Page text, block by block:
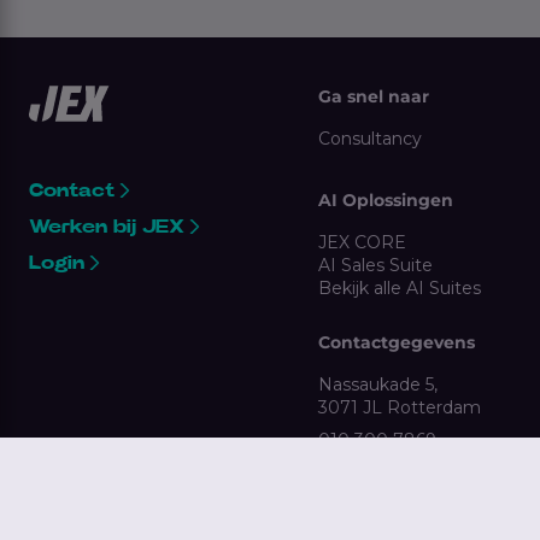
Contact
Werken bij JEX
Login
Ga snel naar
Consultancy
AI Oplossingen
JEX CORE
AI Sales Suite
Bekijk alle AI Suites
Contactgegevens
Nassaukade 5,
3071 JL Rotterdam
010 300 7869